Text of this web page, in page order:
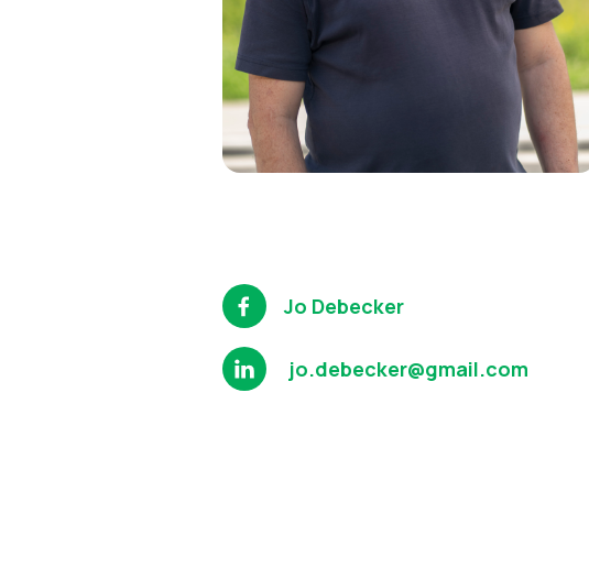
Jo Debecker
jo.debecker@gmail.com